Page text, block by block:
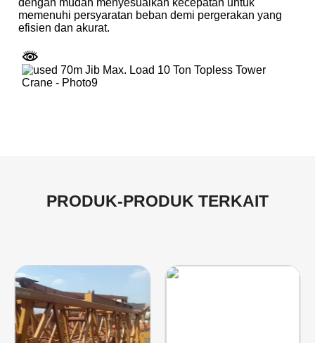
memenuhi persyaratan beban demi pergerakan yang
efisien dan akurat.
PRODUK-PRODUK TERKAIT